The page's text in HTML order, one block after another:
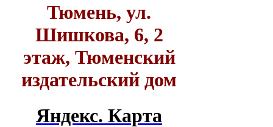
Тюмень, ул.
Шишкова, 6, 2
этаж, Тюменский
издательский дом
Яндекс. Карта